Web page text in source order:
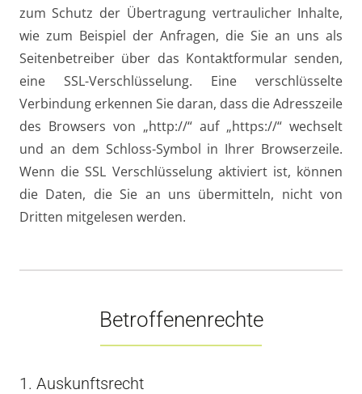
zum Schutz der Übertragung vertraulicher Inhalte,
wie zum Beispiel der Anfragen, die Sie an uns als
Seitenbetreiber über das Kontaktformular senden,
eine SSL-Verschlüsselung. Eine verschlüsselte
Verbindung erkennen Sie daran, dass die Adresszeile
des Browsers von „http://“ auf „https://“ wechselt
und an dem Schloss-Symbol in Ihrer Browserzeile.
Wenn die SSL Verschlüsselung aktiviert ist, können
die Daten, die Sie an uns übermitteln, nicht von
Dritten mitgelesen werden.
Betroffenenrechte
1. Auskunftsrecht